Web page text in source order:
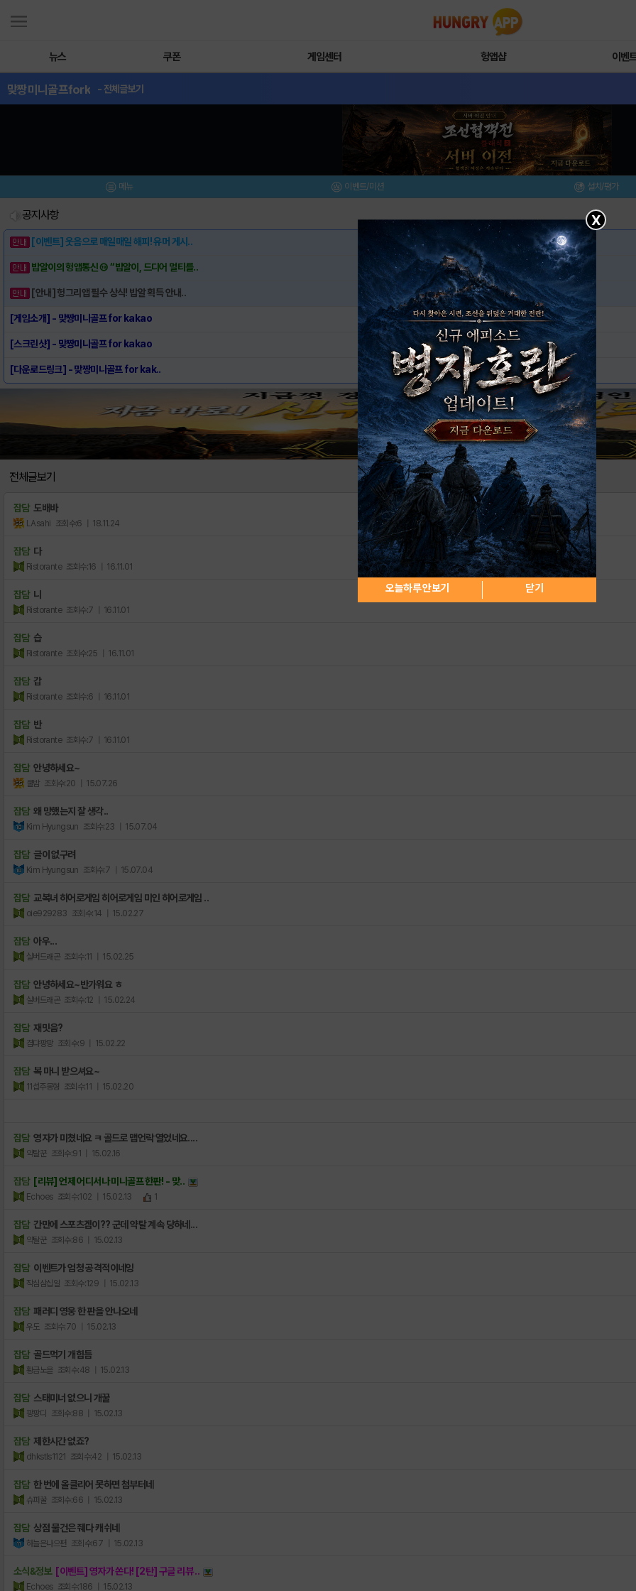
뉴스 쿠폰 게임센터 헝앱샵 이벤
맞짱미니골프fork - 전체글보기
메뉴 이벤트/미션 설치/평가
공지사항
[이벤트] 웃음으로 매일매일 해피! 유머 게시..
밥알이의 헝앱통신 ⑲ “밥알이, 드디어 멀티를..
[안내] 헝그리앱 필수 상식! 밥알 획득 안내..
[게임소개] - 맞짱미니골프 for kakao
[스크린샷] - 맞짱미니골프 for kakao
[다운로드링크] - 맞짱미니골프 for kak..
전체글보기
잡담 도배바
LAsahi 조회수:6 | 18.11.24
잡담 다
Ristorante 조회수:16 | 16.11.01
잡담 니
Ristorante 조회수:7 | 16.11.01
잡담 습
Ristorante 조회수:25 | 16.11.01
잡담 갑
Ristorante 조회수:6 | 16.11.01
잡담 반
Ristorante 조회수:7 | 16.11.01
잡담 안녕하세요~
쿨밤 조회수:20 | 15.07.26
잡담 왜 망했는지 잘 생각..
Kim Hyungsun 조회수:23 | 15.07.04
잡담 글이 없구려
Kim Hyungsun 조회수:7 | 15.07.04
잡담 교복녀 히어로게임 히어로게임 미인 히어로게임 ..
oie929283 조회수:14 | 15.02.27
잡담 아우...
실버드래곤 조회수:11 | 15.02.25
잡담 안녕하세요~반가워요 ㅎ
실버드래곤 조회수:12 | 15.02.24
잡담 재밋음?
겸댜팡팡 조회수:9 | 15.02.22
잡담 복 마니 받으셔요~
11섭주몽형 조회수:11 | 15.02.20
잡담 영자가 미쳤네요 ㅋ 골드로 맵언락 열었네요....
약탈꾼 조회수:91 | 15.02.16
잡담 [리뷰] 언제 어디서나 미니골프 한판! - 맞..
Echoes 조회수:102 | 15.02.13 1
잡담 간만에 스포츠겜이?? 군데 약탈 계속 당하네...
약탈꾼 조회수:86 | 15.02.13
잡담 이벤트가 엄청 공격적이네잉
작심삼십일 조회수:129 | 15.02.13
잡담 패러디 영웅 한 판을 안나오네
우도 조회수:70 | 15.02.13
잡담 골드먹기 개힘듬
황금노을 조회수:48 | 15.02.13
잡담 스태미너 없으니 개꿀
팡팡디 조회수:88 | 15.02.13
잡담 제한시간 없죠?
dhkstls1121 조회수:42 | 15.02.13
잡담 한 번에 올클리어 못하면 첨부터네
슈퍼꿀 조회수:66 | 15.02.13
잡담 상점 물건은 줴다 캐쉬네
하늘은나으편 조회수:67 | 15.02.13
소식&정보 [이벤트] 영자가 쏜다! [2탄] 구글 리뷰 ..
Echoes 조회수:186 | 15.02.13
X
오늘하루 안보기 닫기